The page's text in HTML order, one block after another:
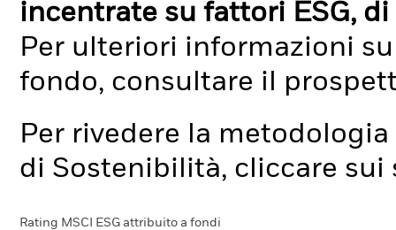
incentrate su fattori ESG,
Per ulteriori informazioni
fondo, consultare il
Per rivedere la
di Sostenibilità, cliccare
Rating MSCI ESG attribuito a fondi